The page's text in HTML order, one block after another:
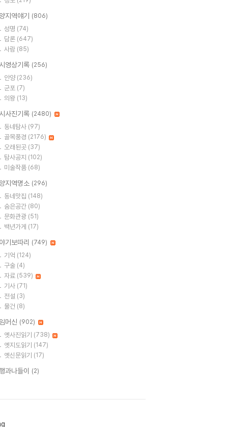
지역얘기 (806)
성명 (74)
담론 (647)
사람 (85)
영상기록 (256)
안양 (236)
군포 (7)
의왕 (13)
사진기록 (2480)
동네탐사 (97)
골목풍경 (2176)
오래된곳 (37)
탐사공지 (102)
미술작품 (68)
지역명소 (296)
동네맛집 (148)
숨은공간 (80)
문화관광 (51)
백년가게 (17)
기보따리 (749)
기억 (124)
구술 (4)
자료 (539)
기사 (71)
전설 (3)
물건 (8)
머신 (902)
옛사진읽기 (738)
옛지도읽기 (147)
옛신문읽기 (17)
과나들이 (2)